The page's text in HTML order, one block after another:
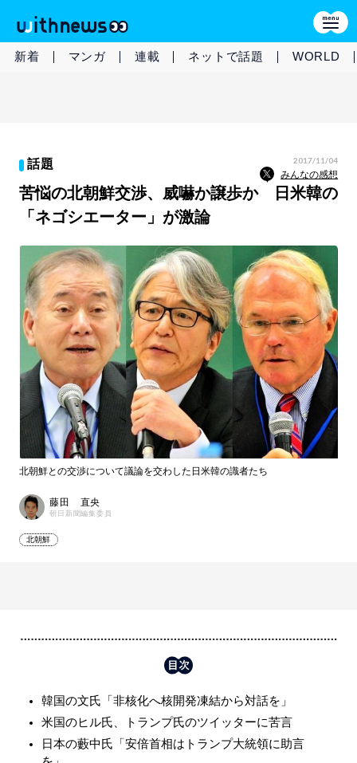
新着 マンガ 連載 ネットで話題 WORLD
話題 2017/11/04
みんなの感想
苦悩の北朝鮮交渉、威嚇か譲歩か 日米韓の
「ネゴシエーター」が激論
北朝鮮との交渉について議論を交わした日米韓の識者たち
藤田 直央
朝日新聞編集委員
北朝鮮
韓国の文氏「非核化へ核開発凍結から対話を」
米国のヒル氏、トランプ氏のツイッターに苦言
日本の藪中氏「安倍首相はトランプ大統領に助言